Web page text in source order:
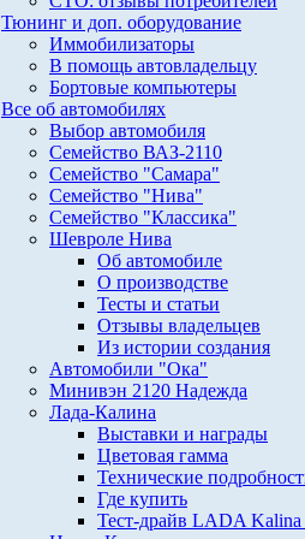
Тюнинг и доп. оборудование
Иммобилизаторы
В помощь автовладельцу
Бортовые компьютеры
Все об автомобилях
Выбор автомобиля
Семейство ВАЗ-2110
Семейство "Самара"
Семейство "Нива"
Семейство "Классика"
Шевроле Нива
Об автомобиле
О производстве
Тесты и статьи
Отзывы владельцев
Из истории создания
Автомобили "Ока"
Минивэн 2120 Надежда
Лада-Калина
Выставки и награды
Цветовая гамма
Технические
Где купить
Тест-драйв LADA Kalina